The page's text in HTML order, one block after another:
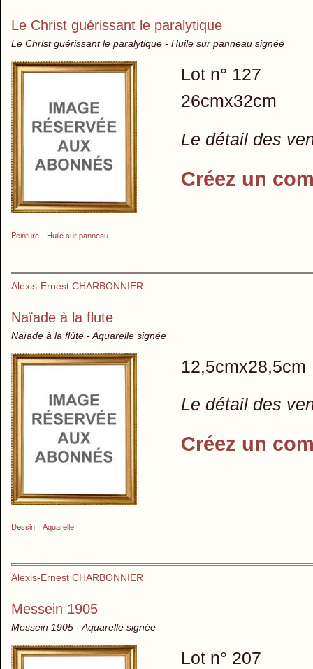
Le Christ guérissant le paralytique
Le Christ guérissant le paralytique - Huile sur panneau signée
Peinture Huile sur panneau
Lot n° 127
26cmx32cm
Le détail des
Créez un
Alexis-Ernest CHARBONNIER
Naïade à la flute
Naïade à la flûte - Aquarelle signée
Dessin Aquarelle
12,5cmx28,5cm
Le détail des
Créez un
Alexis-Ernest CHARBONNIER
Messein 1905
Messein 1905 - Aquarelle signée
Lot n° 207